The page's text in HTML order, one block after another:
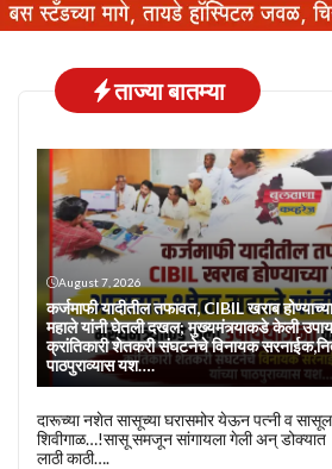
ताज्या बातम्या
August 7, 2026
कर्जमाफी यादीतील तफावत, CIBIL खराब
महाले यांनी घेतली दखल; मुख्यमंत्र्याकडे केली
क्रांतिकारी शेतकरी संघटनेचे विनायक
पाठपुराव्यास यश….
दारूच्या नशेत सासूच्या घरासमोर येऊन पत्नी व
शिवीगाळ…!सासू समजून सांगायला गेली अन् डोक्यात
लाठी काठी….